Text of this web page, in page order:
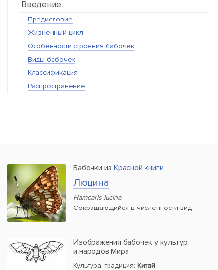
Введение
Предисловие
Жизненный цикл
Особенности строения бабочек
Виды бабочек
Классификация
Распространение
Бабочки из Красной книги
Люцина
Hamearis lucina
Сокращающийся в численности вид
Изображения бабочек у культур
и народов Мира
Культура, традиция: Китай